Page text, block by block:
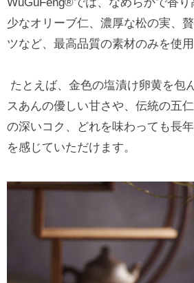
WuGuFeng®では、なめらかで香
少なオリーブ仁、濃厚な松の実、
ツなど、最高品質の素材のみを使用
たとえば、金色の塩漬け卵黄を包
スあんの優しい甘さや、伝統の五
の深いコク、どれを味わっても長
を感じていただけます。